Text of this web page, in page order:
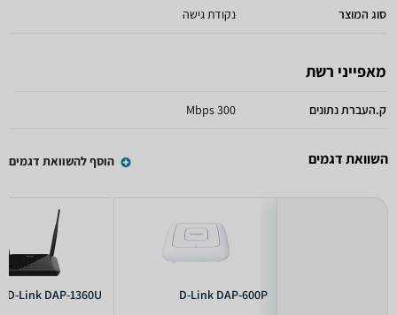
סוג המוצר נקודת גישה
מאפייני רשת
ק.העברת נתונים 300 Mbps
השוואת דגמים הוסף להשוואת דגמים
D-Link DAP-600P
D-Link DAP-1360U